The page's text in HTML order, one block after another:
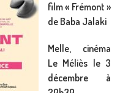
film « Frémont »
de Baba Jalaki
Melle, cinéma
Le Méliès le 3
décembre à